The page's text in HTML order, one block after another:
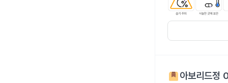
아보리드정